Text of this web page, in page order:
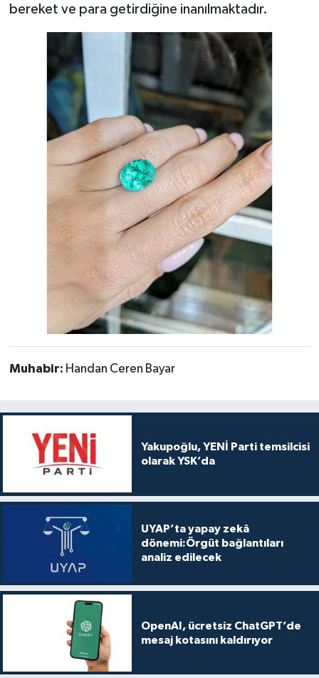
bereket ve para getirdiğine inanılmaktadır.
Muhabir: Handan Ceren Bayar
Yakupoğlu, YENİ Parti temsilcisi
olarak YSK’da
UYAP’ta yapay zekâ
dönemi:Örgüt bağlantıları
analiz edilecek
OpenAI, ücretsiz ChatGPT’de
mesaj kotasını kaldırıyor